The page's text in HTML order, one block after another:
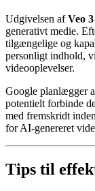
Udgivelsen afVeo
generativt medie.
tilgængelige og
personligt indhold,
videooplevelser.
Google planlægger
potentielt forbinde
med fremskridt
for AI-genereret
Tips til